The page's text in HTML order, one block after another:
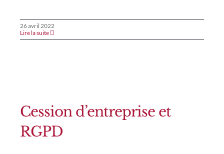
26 avril 2022
Lire la suite
Cession d’entreprise et
RGPD